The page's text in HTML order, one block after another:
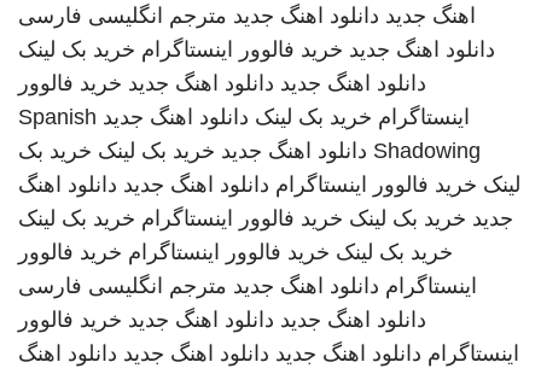
اهنگ جدید دانلود اهنگ جدید مترجم انگلیسی فارسی
دانلود اهنگ جدید خرید فالوور اینستاگرام خرید بک لینک
دانلود اهنگ جدید دانلود اهنگ جدید خرید فالوور
اینستاگرام خرید بک لینک دانلود اهنگ جدید Spanish
Shadowing دانلود اهنگ جدید خرید بک لینک خرید بک
لینک خرید فالوور اینستاگرام دانلود اهنگ جدید دانلود اهنگ
جدید خرید بک لینک خرید فالوور اینستاگرام خرید بک لینک
خرید بک لینک خرید فالوور اینستاگرام خرید فالوور
اینستاگرام دانلود اهنگ جدید مترجم انگلیسی فارسی
دانلود اهنگ جدید دانلود اهنگ جدید خرید فالوور
اینستاگرام دانلود اهنگ جدید دانلود اهنگ جدید دانلود اهنگ